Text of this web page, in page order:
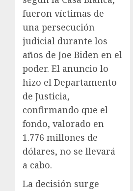
fueron víctimas de
una persecución
judicial durante los
años de Joe Biden en el
poder. El anuncio lo
hizo el Departamento
de Justicia,
confirmando que el
fondo, valorado en
1.776 millones de
dólares, no se llevará
a cabo.
La decisión surge